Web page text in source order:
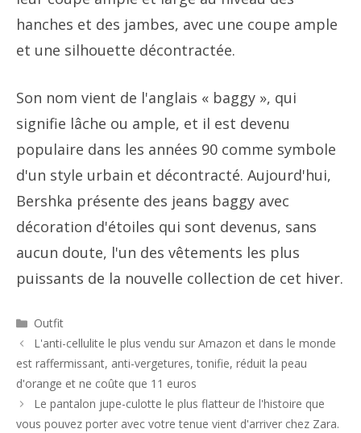
hanches et des jambes, avec une coupe ample
et une silhouette décontractée.
Son nom vient de l'anglais « baggy », qui
signifie lâche ou ample, et il est devenu
populaire dans les années 90 comme symbole
d'un style urbain et décontracté. Aujourd'hui,
Bershka présente des jeans baggy avec
décoration d'étoiles qui sont devenus, sans
aucun doute, l'un des vêtements les plus
puissants de la nouvelle collection de cet hiver.
Catégories
Outfit
Navigation
des
L'anti-cellulite le plus vendu sur Amazon et dans le monde
est raffermissant, anti-vergetures, tonifie, réduit la peau
d'orange et ne coûte que 11 euros
Le pantalon jupe-culotte le plus flatteur de l'histoire que
vous pouvez porter avec votre tenue vient d'arriver chez Zara.